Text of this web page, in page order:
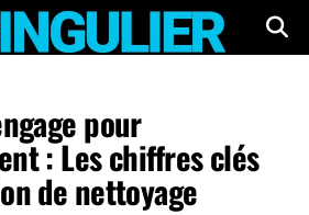
pour
: Les chiffres clés
de nettoyage